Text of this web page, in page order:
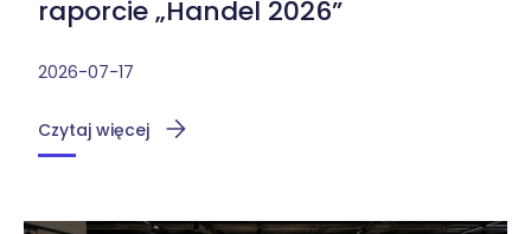
raporcie „Handel 2026”
2026-07-17
Czytaj więcej